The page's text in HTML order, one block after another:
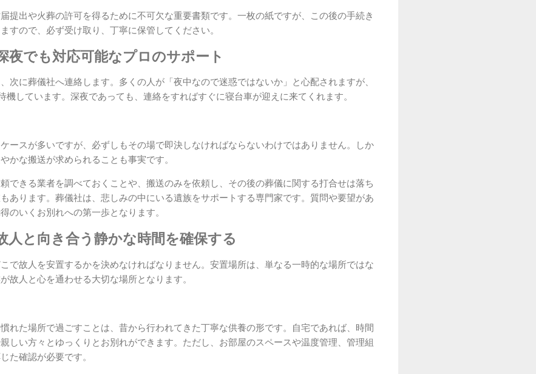
提出や火葬の許可を得るために不可欠な重要書類です。一枚の紙ですが、この後の手続き
すので、必ず受け取り、丁寧に保管してください。
夜でも対応可能なプロのサポート
次に葬儀社へ連絡します。多くの人が「夜中なので迷惑ではないか」と心配されますが、
機しています。深夜であっても、連絡をすればすぐに寝台車が迎えに来てくれます。
ースが多いですが、必ずしもその場で即決しなければならないわけではありません。しか
かな搬送が求められることも事実です。
できる業者を調べておくことや、搬送のみを依頼し、その後の葬儀に関する打合せは落ち
あります。葬儀社は、悲しみの中にいる遺族をサポートする専門家です。質問や要望があ
のいくお別れへの第一歩となります。
人と向き合う静かな時間を確保する
で故人を安置するかを決めなければなりません。安置場所は、単なる一時的な場所ではな
故人と心を通わせる大切な場所となります。
れた場所で過ごすことは、昔から行われてきた丁寧な供養の形です。自宅であれば、時間
しい方々とゆっくりとお別れができます。ただし、お部屋のスペースや温度管理、管理組
た確認が必要です。